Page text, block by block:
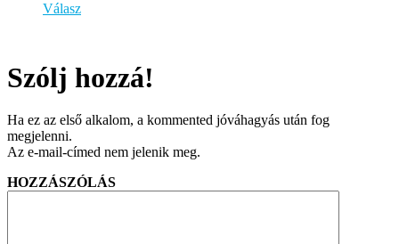
Válasz
Szólj hozzá!
Ha ez az első alkalom, a kommented jóváhagyás után fog
megjelenni.
Az e-mail-címed nem jelenik meg.
HOZZÁSZÓLÁS